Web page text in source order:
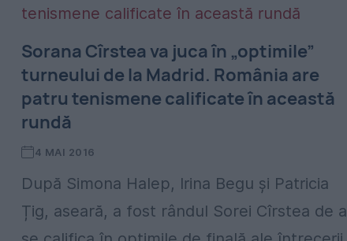
Sorana Cîrstea va juca în „optimile”
turneului de la Madrid. România are
patru tenismene calificate în această
rundă
4 MAI 2016
După Simona Halep, Irina Begu și Patricia
Țig, aseară, a fost rândul Sorei Cîrstea de a